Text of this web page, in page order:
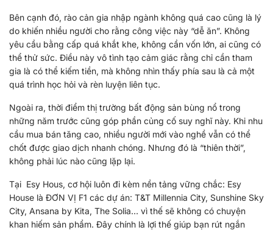
Bên cạnh đó, rào cản gia nhập ngành không quá cao cũng là lý
do khiến nhiều người cho rằng công việc này “dễ ăn”. Không
yêu cầu bằng cấp quá khắt khe, không cần vốn lớn, ai cũng có
thể thử sức. Điều này vô tình tạo cảm giác rằng chỉ cần tham
gia là có thể kiếm tiền, mà không nhìn thấy phía sau là cả một
quá trình học hỏi và rèn luyện liên tục.
Ngoài ra, thời điểm thị trường bất động sản bùng nổ trong
những năm trước cũng góp phần củng cố suy nghĩ này. Khi nhu
cầu mua bán tăng cao, nhiều người mới vào nghề vẫn có thể
chốt được giao dịch nhanh chóng. Nhưng đó là “thiên thời”,
không phải lúc nào cũng lặp lại.
Tại Esy Hous, cơ hội luôn đi kèm nền tảng vững chắc: Esy
House là ĐƠN VỊ F1 các dự án: T&T Millennia City, Sunshine Sky
City, Ansana by Kita, The Solia… vì thế sẽ không có chuyện
khan hiếm sản phẩm. Đây chính là lợi thế giúp bạn rút ngắn